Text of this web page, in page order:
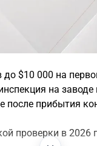
$10 000 на
на
после прибытия
проверки в 2026